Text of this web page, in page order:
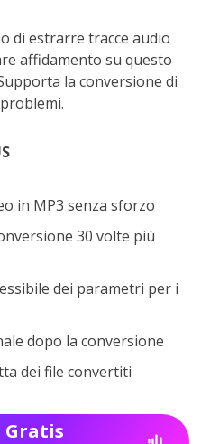
di estrarre tracce audio
affidamento su questo
la conversione di
in MP3 senza sforzo
30 volte più
dei parametri per i
dopo la conversione
dei file convertiti
Gratis